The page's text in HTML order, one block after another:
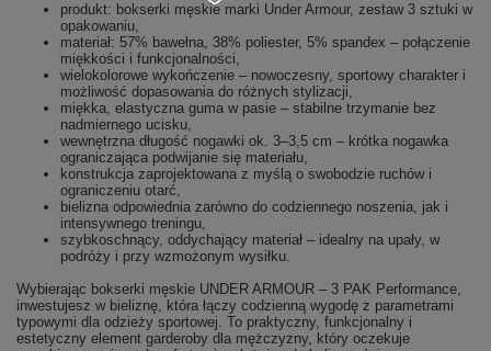
produkt: bokserki męskie marki Under Armour, zestaw 3 sztuki w
opakowaniu,
materiał: 57% bawełna, 38% poliester, 5% spandex – połączenie
miękkości i funkcjonalności,
wielokolorowe wykończenie – nowoczesny, sportowy charakter i
możliwość dopasowania do różnych stylizacji,
miękka, elastyczna guma w pasie – stabilne trzymanie bez
nadmiernego ucisku,
wewnętrzna długość nogawki ok. 3–3,5 cm – krótka nogawka
ograniczająca podwijanie się materiału,
konstrukcja zaprojektowana z myślą o swobodzie ruchów i
ograniczeniu otarć,
bielizna odpowiednia zarówno do codziennego noszenia, jak i
intensywnego treningu,
szybkoschnący, oddychający materiał – idealny na upały, w
podróży i przy wzmożonym wysiłku.
Wybierając bokserki męskie UNDER ARMOUR – 3 PAK Performance,
inwestujesz w bieliznę, która łączy codzienną wygodę z parametrami
typowymi dla odzieży sportowej. To praktyczny, funkcjonalny i
estetyczny element garderoby dla mężczyzny, który oczekuje